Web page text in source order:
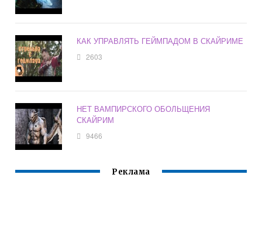
КАК УПРАВЛЯТЬ ГЕЙМПАДОМ В СКАЙРИМЕ
2603
НЕТ ВАМПИРСКОГО ОБОЛЬЩЕНИЯ
СКАЙРИМ
9466
Реклама